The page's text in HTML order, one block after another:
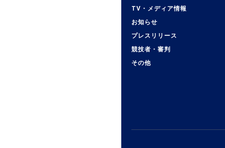
TV・メディア情報
お知らせ
プレスリリース
競技者・審判
その他